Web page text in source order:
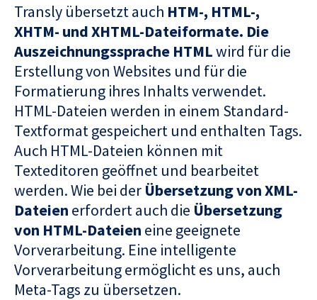
Transly übersetzt auch HTM-, HTML-,
XHTM- und XHTML-Dateiformate. Die
Auszeichnungssprache HTMLwird für die
Erstellung von Websites und für die
Formatierung ihres Inhalts verwendet.
HTML-Dateien werden in einem Standard-
Textformat gespeichert und enthalten Tags.
Auch HTML-Dateien können mit
Texteditoren geöffnet und bearbeitet
werden. Wie bei der Übersetzung von XML-
Dateien erfordert auch die Übersetzung
von HTML-Dateien eine geeignete
Vorverarbeitung. Eine intelligente
Vorverarbeitung ermöglicht es uns, auch
Meta-Tags zu übersetzen.